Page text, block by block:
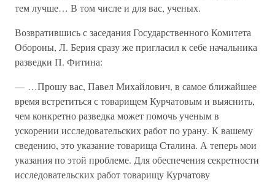
тем лучше… В том числе и для вас, ученых.
Возвратившись с заседания Государственного Комитета
Обороны, Л. Берия сразу же пригласил к себе начальника
разведки П. Фитина:
— …Прошу вас, Павел Михайлович, в самое ближайшее
время встретиться с товарищем Курчатовым и выяснить,
чем конкретно разведка может помочь ученым в
ускорении исследовательских работ по урану. К вашему
сведению, это указание товарища Сталина. А теперь мои
указания по этой проблеме. Для обеспечения секретности
исследовательских работ товарищу Курчатову